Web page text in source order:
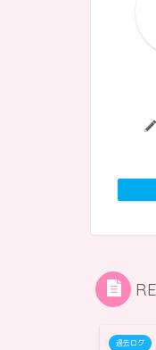
過去ログ